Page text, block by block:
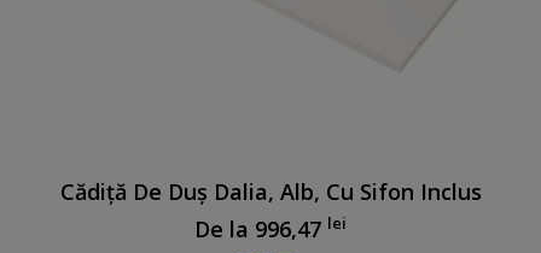
Cădiță De Duș Dalia, Alb, Cu Sifon Inclus
De la 996,47 lei